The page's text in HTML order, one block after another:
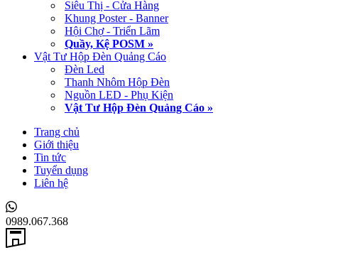
Siêu Thị - Cửa Hàng
Khung Poster - Banner
Hội Chợ - Triển Lãm
Quầy, Kệ POSM »
Vật Tư Hộp Đèn Quảng Cáo
Đèn Led
Thanh Nhôm Hộp Đèn
Nguồn LED - Phụ Kiện
Vật Tư Hộp Đèn Quảng Cáo »
Trang chủ
Giới thiệu
Tin tức
Tuyển dụng
Liên hệ
0989.067.368